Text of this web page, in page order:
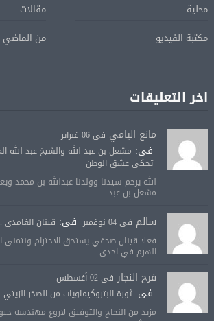
محلية
مقالات
مكتبة الفيديو
من الماضي
اخر التعليقات
مانع اليامي فى 06 فبراير
فى: مشعل بن عبد الله والشيخ عبد الله
تحكي عشق الوطن
الله يرحم سيدنا وولدنا عبدالله بن محمد
مشعل بن عبد ...
سالم فى 04 نوفمبر فى: قينان الغامدي
فعلا قينان صحفي يستحق الاحترام ونتمنى
الهرم في احدى ...
فرح النجار فى 02 أغسطس
فى:ثورة البتروكيماويات من الصخر الزيتي
مزيد من النجاح والتوفيق لاروع مهندسه